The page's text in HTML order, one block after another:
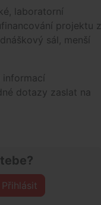
laboratorní
projektu z
sál, menší
informací
dotazy zaslat na
Přihlásit